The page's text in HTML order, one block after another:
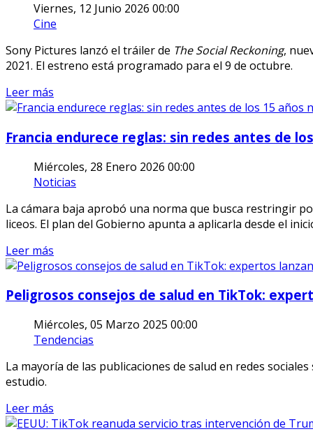
Viernes, 12 Junio 2026 00:00
Cine
Sony Pictures lanzó el tráiler de The Social Reckoning,
2021. El estreno está programado para el 9 de octubre.
Leer más
Francia endurece reglas: sin redes antes de
Miércoles, 28 Enero 2026 00:00
Noticias
La cámara baja aprobó una norma que busca restringir
liceos. El plan del Gobierno apunta a aplicarla desde el
Leer más
Peligrosos consejos de salud en TikTok:
Miércoles, 05 Marzo 2025 00:00
Tendencias
La mayoría de las publicaciones de salud en redes
estudio.
Leer más